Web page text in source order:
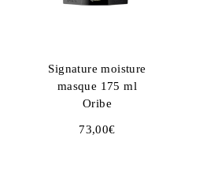
Signature moisture
masque 175 ml
Oribe
73,00€